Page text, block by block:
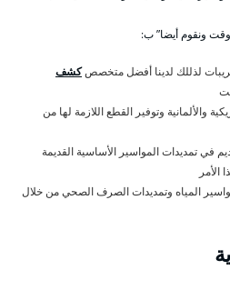
ونقوم أيضا” ب:
لذللك لدينا أفضل متخصصكشف
والألمانية وتوفير القطع اللازمة لها من
في تمديدات المواسير الأساسية القديمة
المياه وتمديدات الصرف الصحي من خلال